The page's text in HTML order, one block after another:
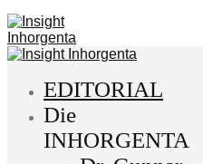
EDITORIAL
Die
INHORGENTA